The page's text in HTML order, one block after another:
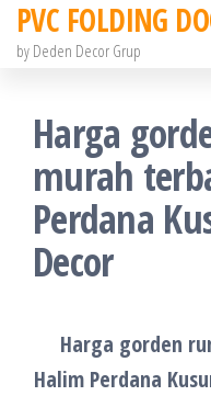
Skip
content
PVC FOLDING
by Deden Decor Grup
Harga
murah
Perdana
Decor
Harga gorden
Halim Perdana